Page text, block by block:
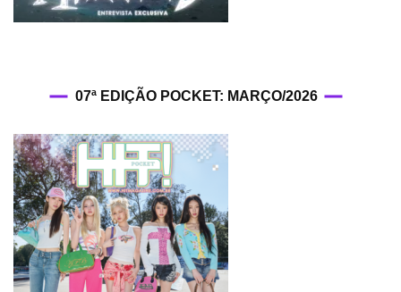
07ª EDIÇÃO POCKET: MARÇO/2026